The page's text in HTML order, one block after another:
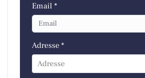
Email *
Adresse *
Adresse